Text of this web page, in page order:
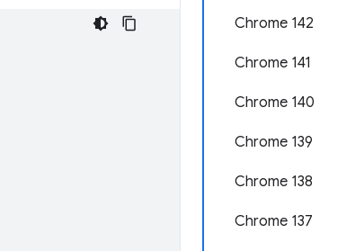
Chrome 142
Chrome 141
Chrome 140
Chrome 139
Chrome 138
Chrome 137